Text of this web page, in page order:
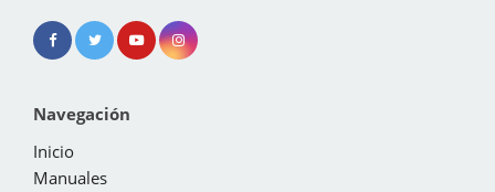
Navegación
Inicio
Manuales